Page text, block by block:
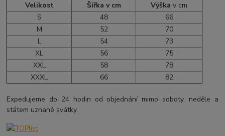
Velikost
Šířka v cm Výška v cm
S
48
66
M
52
70
L
54
73
XL
56
75
XXL
58
78
XXXL
66 82
Expedujeme do 24 hodin od objednání mimo soboty, neděle a
státem uznané svátky.